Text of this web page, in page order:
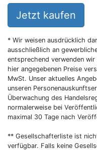
Jetzt kaufen
* Wir weisen ausdrücklich
ausschließlich an
entsprechend verwenden
hier angegebenen Preise
MwSt. Unser aktuelles
unseren
Überwachung des
normalerweise bei
maximal 30 Tage nach
** Gesellschafterliste ist
verfügbar. Falls keine